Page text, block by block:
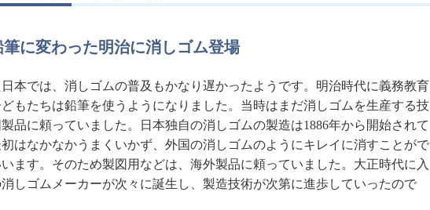
に変わった明治に消しゴム登場
本では、消しゴムの普及もかなり遅かったようです。明治時代に義務教育
もたちは鉛筆を使うようになりました。当時はまだ消しゴムを生産する技
品に頼っていました。日本独自の消しゴムの製造は1886年から開始されて
はなかなかうまくいかず、外国の消しゴムのようにキレイに消すことがで
ます。そのため製図用などは、海外製品に頼っていました。大正時代に入
しゴムメーカーが次々に誕生し、製造技術が次第に進歩していったので